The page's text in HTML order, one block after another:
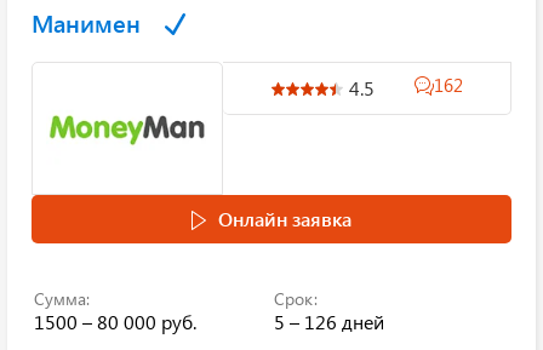
Манимен
4.5 162
Онлайн заявка
Сумма:
1500 – 80 000 руб.
Срок:
5 – 126 дней